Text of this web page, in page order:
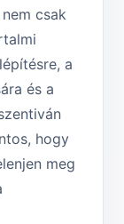
csak
a
és a
hogy
meg